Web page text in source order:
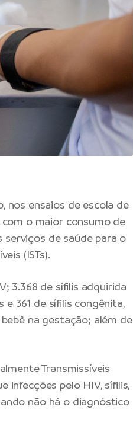
nos ensaios de escola de
o maior consumo de
de saúde para o
(ISTs).
3.368 de sífilis adquirida
361 de sífilis congênita,
na gestação; além de
Transmissíveis
infecções pelo HIV, sífilis,
não há o diagnóstico